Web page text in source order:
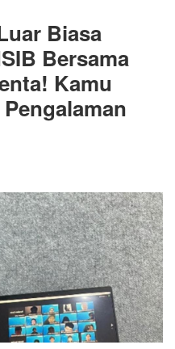
MAGANG
Biasa
Bersama
Kamu